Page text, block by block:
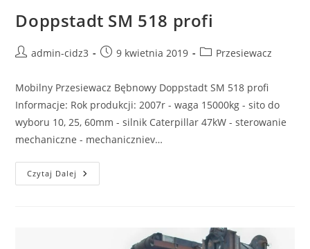
Doppstadt SM 518 profi
admin-cidz3 9 kwietnia 2019 Przesiewacz
Mobilny Przesiewacz Bębnowy Doppstadt SM 518 profi
Informacje: Rok produkcji: 2007r - waga 15000kg - sito do
wyboru 10, 25, 60mm - silnik Caterpillar 47kW - sterowanie
mechaniczne - mechaniczniev…
Czytaj Dalej